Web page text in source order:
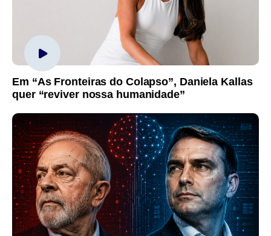
Em “As Fronteiras do Colapso”, Daniela Kallas
quer “reviver nossa humanidade”